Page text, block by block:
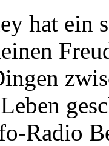
hat ein
Radio